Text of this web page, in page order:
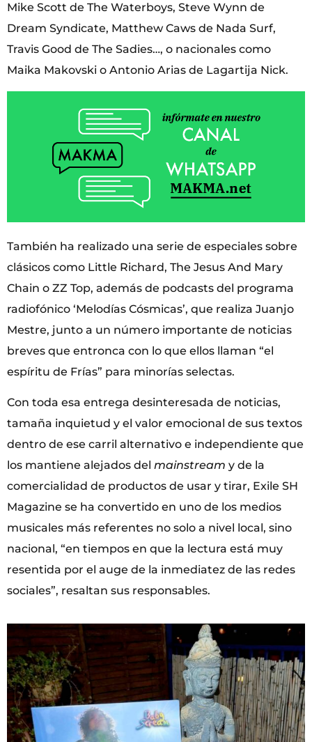
Mike Scott de The Waterboys, Steve Wynn de
Dream Syndicate, Matthew Caws de Nada Surf,
Travis Good de The Sadies…, o nacionales como
Maika Makovski o Antonio Arias de Lagartija Nick.
También ha realizado una serie de especiales sobre
clásicos como Little Richard, The Jesus And Mary
Chain o ZZ Top, además de podcasts del programa
radiofónico ‘Melodías Cósmicas’, que realiza Juanjo
Mestre, junto a un número importante de noticias
breves que entronca con lo que ellos llaman “el
espíritu de Frías” para minorías selectas.
Con toda esa entrega desinteresada de noticias,
tamaña inquietud y el valor emocional de sus textos
dentro de ese carril alternativo e independiente que
los mantiene alejados del mainstream y de la
comercialidad de productos de usar y tirar, Exile SH
Magazine se ha convertido en uno de los medios
musicales más referentes no solo a nivel local, sino
nacional, “en tiempos en que la lectura está muy
resentida por el auge de la inmediatez de las redes
sociales”, resaltan sus responsables.